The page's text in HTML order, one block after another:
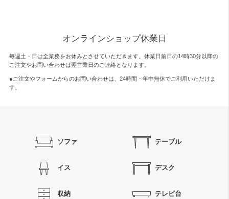
オンラインショップ休業日
毎週土・日は全業務をお休みとさせていただきます。休業日前日の14時30分以降の
ご注文やお問い合わせは翌営業日のご連絡となります。
●ご注文やフォームからのお問い合わせは、 24時間・年中無休でご利用いただけま
す。
ソファ テーブル
イス デスク
収納 テレビ台